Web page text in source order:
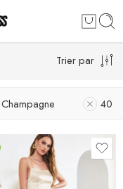
Trier par
Champagne 40